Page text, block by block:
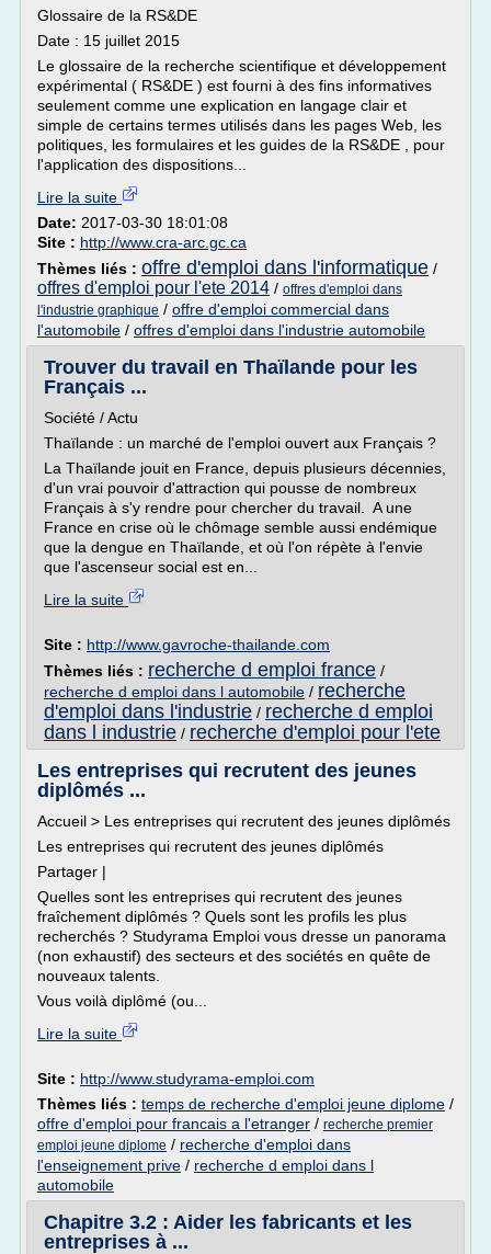
Glossaire de la RS&DE
Date : 15 juillet 2015
Le glossaire de la recherche scientifique et développement
expérimental ( RS&DE ) est fourni à des fins informatives
seulement comme une explication en langage clair et
simple de certains termes utilisés dans les pages Web, les
politiques, les formulaires et les guides de la RS&DE , pour
l'application des dispositions...
Lire la suite
Date: 2017-03-30 18:01:08
Site : http://www.cra-arc.gc.ca
Thèmes liés : offre d'emploi dans l'informatique /
offres d'emploi pour l'ete 2014 / offres d'emploi dans
l'industrie graphique / offre d'emploi commercial dans
l'automobile / offres d'emploi dans l'industrie automobile
Trouver du travail en Thaïlande pour les
Français ...
Société / Actu
Thaïlande : un marché de l'emploi ouvert aux Français ?
La Thaïlande jouit en France, depuis plusieurs décennies,
d'un vrai pouvoir d'attraction qui pousse de nombreux
Français à s'y rendre pour chercher du travail. A une
France en crise où le chômage semble aussi endémique
que la dengue en Thaïlande, et où l'on répète à l'envie
que l'ascenseur social est en...
Lire la suite
Site : http://www.gavroche-thailande.com
Thèmes liés : recherche d emploi france /
recherche d emploi dans l automobile / recherche
d'emploi dans l'industrie / recherche d emploi
dans l industrie / recherche d'emploi pour l'ete
Les entreprises qui recrutent des jeunes
diplômés ...
Accueil > Les entreprises qui recrutent des jeunes diplômés
Les entreprises qui recrutent des jeunes diplômés
Partager |
Quelles sont les entreprises qui recrutent des jeunes
fraîchement diplômés ? Quels sont les profils les plus
recherchés ? Studyrama Emploi vous dresse un panorama
(non exhaustif) des secteurs et des sociétés en quête de
nouveaux talents.
Vous voilà diplômé (ou...
Lire la suite
Site : http://www.studyrama-emploi.com
Thèmes liés : temps de recherche d'emploi jeune diplome /
offre d'emploi pour francais a l'etranger / recherche premier
emploi jeune diplome / recherche d'emploi dans
l'enseignement prive / recherche d emploi dans l
automobile
Chapitre 3.2 : Aider les fabricants et les
entreprises à ...